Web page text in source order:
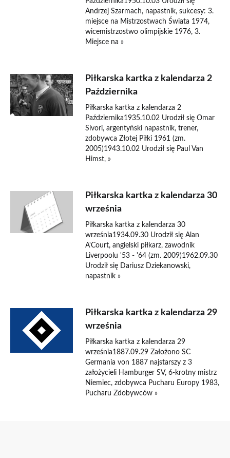
Andrzej Szarmach, napastnik, sukcesy: 3.
miejsce na Mistrzostwach Świata 1974,
wicemistrzostwo olimpijskie 1976, 3.
Miejsce na »
Piłkarska kartka z kalendarza 2
Października
Piłkarska kartka z kalendarza 2
Października1935.10.02 Urodził się Omar
Sívori, argentyński napastnik, trener,
zdobywca Złotej Piłki 1961 (zm.
2005)1943.10.02 Urodził się Paul Van
Himst, »
Piłkarska kartka z kalendarza 30
września
Piłkarska kartka z kalendarza 30
września1934.09.30 Urodził się Alan
A'Court, angielski piłkarz, zawodnik
Liverpoolu '53 - '64 (zm. 2009)1962.09.30
Urodził się Dariusz Dziekanowski,
napastnik »
Piłkarska kartka z kalendarza 29
września
Piłkarska kartka z kalendarza 29
września1887.09.29 Założono SC
Germania von 1887 najstarszy z 3
założycieli Hamburger SV, 6-krotny mistrz
Niemiec, zdobywca Pucharu Europy 1983,
Pucharu Zdobywców »